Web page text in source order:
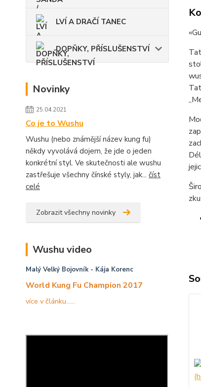
LVÍ A DRAČÍ TANEC
DOPŇKY, PŘÍSLUŠENSTVÍ
Novinky
25.04.2021
Co je to Wushu
Wushu (nebo známější název kung fu)
někdy vyvolává dojem, že jde o jeden
konkrétní styl. Ve skutečnosti ale wushu
zastřešuje všechny čínské styly, jak... číst
celé
Zobrazit všechny novinky
Wushu video
Malý Velký Bojovník- Kája Korenc
World Kung Fu Champion 2017
více v článku......